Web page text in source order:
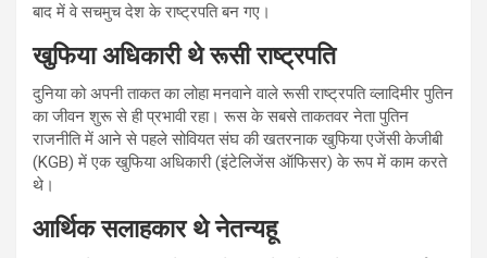
बाद में वे सचमुच देश के राष्ट्रपति बन गए।
खुफिया अधिकारी थे रूसी राष्ट्रपति
दुनिया को अपनी ताकत का लोहा मनवाने वाले रूसी राष्ट्रपति व्लादिमीर पुतिन
का जीवन शुरू से ही प्रभावी रहा। रूस के सबसे ताकतवर नेता पुतिन
राजनीति में आने से पहले सोवियत संघ की खतरनाक खुफिया एजेंसी केजीबी
(KGB) में एक खुफिया अधिकारी (इंटेलिजेंस ऑफिसर) के रूप में काम करते
थे।
आर्थिक सलाहकार थे नेतन्यहू